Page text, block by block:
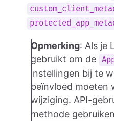
Opmerking: Als je
gebruikt om de
instellingen bij te
beïnvloed moeten
wijziging. API-
methode